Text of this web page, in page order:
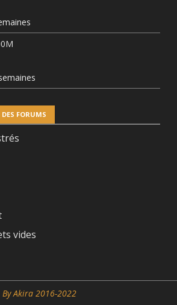
FORUMS
vides
By Akira 2016-2022